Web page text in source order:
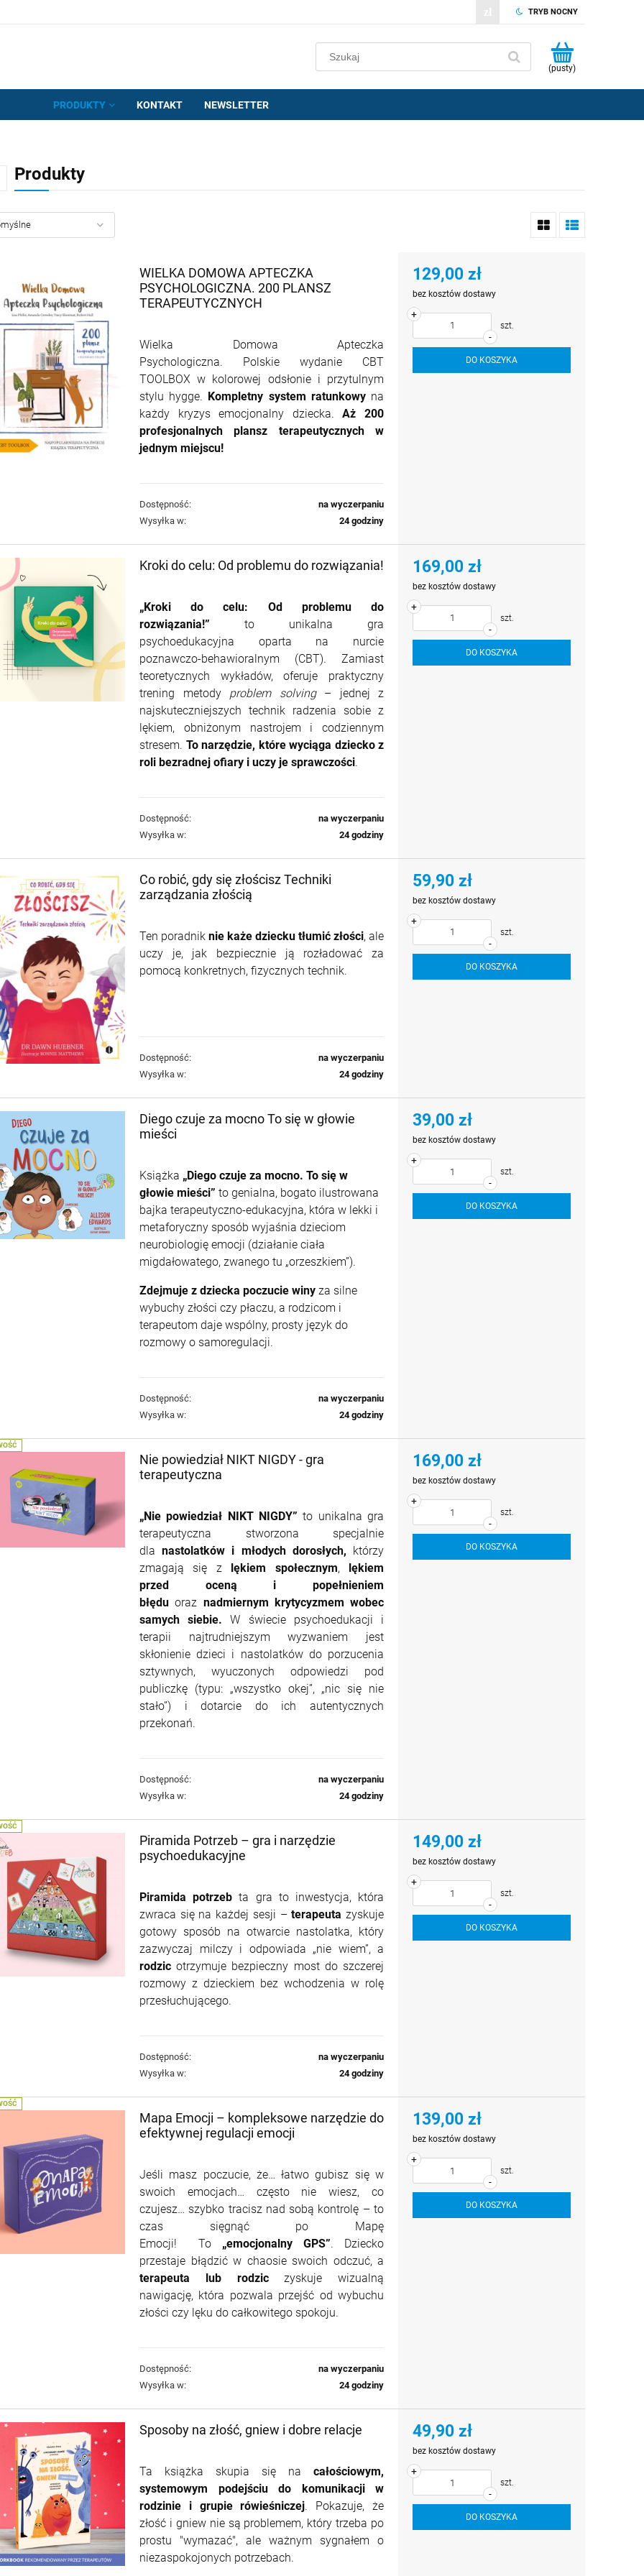
TRYB NOCNY
(pusty)
PRODUKTY KONTAKT NEWSLETTER
Produkty
WIELKA DOMOWA APTECZKA
PSYCHOLOGICZNA. 200 PLANSZ
TERAPEUTYCZNYCH
Wielka Domowa Apteczka
Psychologiczna. Polskie wydanie CBT
TOOLBOX w kolorowej odsłonie i przytulnym
stylu hygge. Kompletny system ratunkowyna
każdy kryzys emocjonalny dziecka.Aż 200
profesjonalnych plansz terapeutycznych w
jednym miejscu!
Dostępność:
na wyczerpaniu
Wysyłka w:
24 godziny
129,00 zł
bez kosztów dostawy
-
+
szt.
DO KOSZYKA
Kroki do celu: Od problemu do rozwiązania!
„Kroki do celu: Od problemu do
rozwiązania!” to unikalna gra
psychoedukacyjna oparta na nurcie
poznawczo-behawioralnym (CBT). Zamiast
teoretycznych wykładów, oferuje praktyczny
trening metody problem solving– jednej z
najskuteczniejszych technik radzenia sobie z
lękiem, obniżonym nastrojem i codziennym
stresem. To narzędzie, które wyciąga dziecko z
roli bezradnej ofiary i uczy je sprawczości.
Dostępność:
na wyczerpaniu
Wysyłka w:
24 godziny
169,00 zł
bez kosztów dostawy
-
+
szt.
DO KOSZYKA
Co robić, gdy się złościsz Techniki
zarządzania złością
Ten poradnik nie każe dziecku tłumić złości, ale
uczy je, jak bezpiecznie ją rozładować za
pomocą konkretnych, fizycznych technik.
Dostępność:
na wyczerpaniu
Wysyłka w:
24 godziny
59,90 zł
bez kosztów dostawy
-
+
szt.
DO KOSZYKA
Diego czuje za mocno To się w głowie
mieści
Książka „Diego czuje za mocno. To się w
głowie mieści” to genialna, bogato ilustrowana
bajka terapeutyczno-edukacyjna, która w lekki i
metaforyczny sposób wyjaśnia dzieciom
neurobiologię emocji (działanie ciała
migdałowatego, zwanego tu „orzeszkiem”).
Zdejmuje z dziecka poczucie winy za silne
wybuchy złości czy płaczu, a rodzicom i
terapeutom daje wspólny, prosty język do
rozmowy o samoregulacji.
Dostępność:
na wyczerpaniu
Wysyłka w:
24 godziny
39,00 zł
bez kosztów dostawy
-
+
szt.
DO KOSZYKA
Nie powiedział NIKT NIGDY - gra
terapeutyczna
„Nie powiedział NIKT NIGDY” to unikalna gra
terapeutyczna stworzona specjalnie
dlanastolatków i młodych dorosłych, którzy
zmagają się z
lękiem społecznym,
lękiem
przed oceną i popełnieniem
błędu oraz nadmiernym krytycyzmem wobec
samych siebie.W świecie psychoedukacji i
terapii najtrudniejszym wyzwaniem jest
skłonienie dzieci i nastolatków do porzucenia
sztywnych, wyuczonych odpowiedzi pod
publiczkę (typu: „wszystko okej”, „nic się nie
stało”) i dotarcie do ich autentycznych
przekonań.
Dostępność:
na wyczerpaniu
Wysyłka w:
24 godziny
169,00 zł
bez kosztów dostawy
-
+
szt.
DO KOSZYKA
Piramida Potrzeb – gra i narzędzie
psychoedukacyjne
Piramida potrzeb ta gra to inwestycja, która
zwraca się na każdej sesji –terapeuta zyskuje
gotowy sposób na otwarcie nastolatka, który
zazwyczaj milczy i odpowiada „nie wiem”, a
rodzic otrzymuje bezpieczny most do szczerej
rozmowy z dzieckiem bez wchodzenia w rolę
przesłuchującego.
Dostępność:
na wyczerpaniu
Wysyłka w:
24 godziny
149,00 zł
bez kosztów dostawy
-
+
szt.
DO KOSZYKA
Mapa Emocji – kompleksowe narzędzie do
efektywnej regulacji emocji
Jeśli masz poczucie, że… łatwo gubisz się w
swoich emocjach… często nie wiesz, co
czujesz… szybko tracisz nad sobą kontrolę – to
czas sięgnąć po Mapę
Emocji! To „emocjonalny GPS”. Dziecko
przestaje błądzić w chaosie swoich odczuć, a
terapeuta lub rodziczyskuje wizualną
nawigację, która pozwala przejść od wybuchu
złości czy lęku do całkowitego spokoju.
Dostępność:
na wyczerpaniu
Wysyłka w:
24 godziny
139,00 zł
bez kosztów dostawy
-
+
szt.
DO KOSZYKA
Sposoby na złość, gniew i dobre relacje
Ta książka skupia się na całościowym,
systemowym podejściu do komunikacji w
rodzinie i grupie rówieśniczej. Pokazuje, że
złość i gniew nie są problemem, który trzeba po
prostu "wymazać", ale ważnym sygnałem o
niezaspokojonych potrzebach.
49,90 zł
bez kosztów dostawy
-
+
szt.
DO KOSZYKA